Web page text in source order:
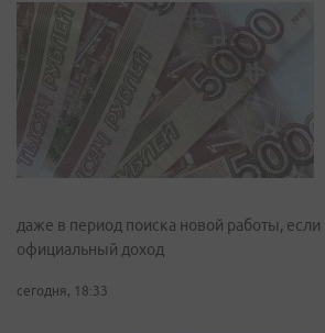
даже в период поиска новой работы,
официальный доход
сегодня, 18:33